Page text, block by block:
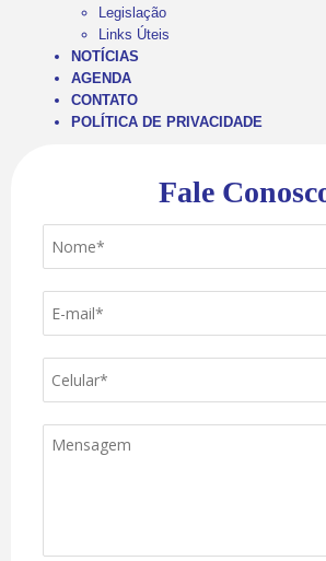
Legislação
Links Úteis
NOTÍCIAS
AGENDA
CONTATO
POLÍTICA DE PRIVACIDADE
Fale